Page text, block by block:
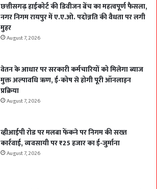
छत्तीसगढ़ हाईकोर्ट की डिवीजन बेंच का महत्वपूर्ण फैसला,
नगर निगम रायपुर में ए.ए.ओ. पदोन्नति की वैधता पर लगी
मुहर
August 7, 2026
वेतन के आधार पर सरकारी कर्मचारियों को मिलेगा ब्याज
मुक्त अल्पावधि ऋण, ई-कोष से होगी पूरी ऑनलाइन
प्रक्रिया
August 7, 2026
व्हीआईपी रोड पर मलबा फेंकने पर निगम की सख्त
कार्रवाई, व्यवसायी पर ₹25 हजार का ई-जुर्माना
August 7, 2026